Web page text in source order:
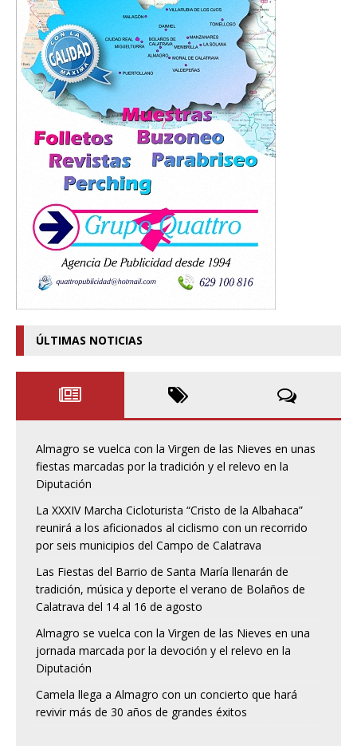
ÚLTIMAS NOTICIAS
Almagro se vuelca con la Virgen de las Nieves en unas
fiestas marcadas por la tradición y el relevo en la
Diputación
La XXXIV Marcha Cicloturista “Cristo de la Albahaca”
reunirá a los aficionados al ciclismo con un recorrido
por seis municipios del Campo de Calatrava
Las Fiestas del Barrio de Santa María llenarán de
tradición, música y deporte el verano de Bolaños de
Calatrava del 14 al 16 de agosto
Almagro se vuelca con la Virgen de las Nieves en una
jornada marcada por la devoción y el relevo en la
Diputación
Camela llega a Almagro con un concierto que hará
revivir más de 30 años de grandes éxitos